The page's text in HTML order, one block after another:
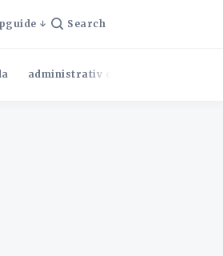
Search
administrativ effektivitet